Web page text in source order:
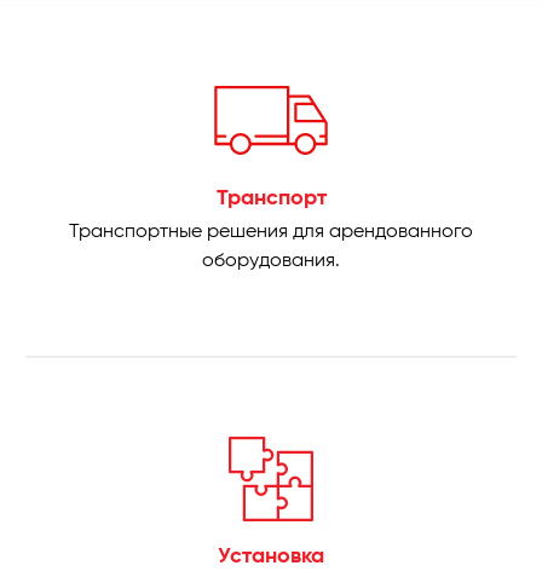
Транспорт
Транспортные решения для арендованного
оборудования.
Установка